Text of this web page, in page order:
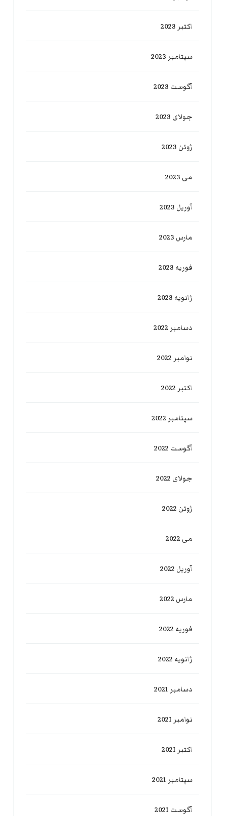
اکتبر 2023
سپتامبر 2023
آگوست 2023
جولای 2023
ژوئن 2023
می 2023
آوریل 2023
مارس 2023
فوریه 2023
ژانویه 2023
دسامبر 2022
نوامبر 2022
اکتبر 2022
سپتامبر 2022
آگوست 2022
جولای 2022
ژوئن 2022
می 2022
آوریل 2022
مارس 2022
فوریه 2022
ژانویه 2022
دسامبر 2021
نوامبر 2021
اکتبر 2021
سپتامبر 2021
آگوست 2021